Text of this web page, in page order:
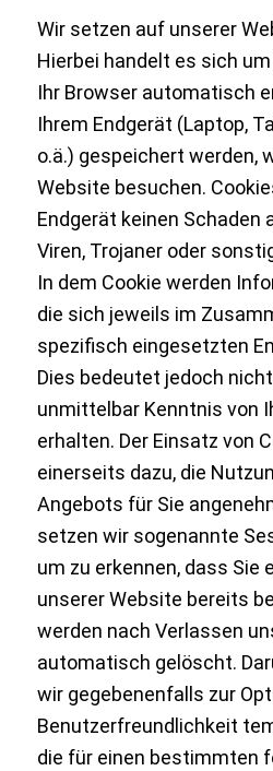
Wir setzen auf unserer
Hierbei handelt es sich
Ihr Browser automatisch
Ihrem Endgerät (Laptop,
o.ä.) gespeichert werden,
Website besuchen.
Endgerät keinen Schaden
Viren, Trojaner oder
In dem Cookie werden
die sich jeweils im
spezifisch eingesetzten
Dies bedeutet jedoch
unmittelbar Kenntnis von
erhalten. Der Einsatz von
einerseits dazu, die
Angebots für Sie
setzen wir sogenannte
um zu erkennen, dass Sie
unserer Website bereits
werden nach Verlassen
automatisch gelöscht.
wir gegebenenfalls zur
Benutzerfreundlichkeit
die für einen bestimmten